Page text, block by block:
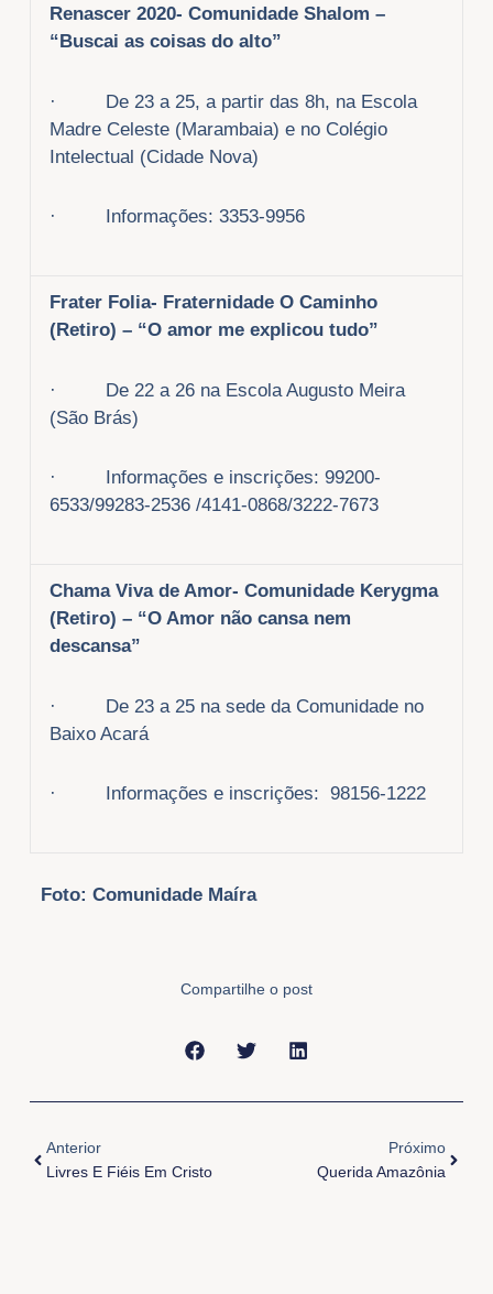
Renascer 2020- Comunidade Shalom –
“Buscai as coisas do alto”
· De 23 a 25, a partir das 8h, na Escola
Madre Celeste (Marambaia) e no Colégio
Intelectual (Cidade Nova)
· Informações: 3353-9956
Frater Folia- Fraternidade O Caminho
(Retiro) – “O amor me explicou tudo”
· De 22 a 26 na Escola Augusto Meira
(São Brás)
· Informações e inscrições: 99200-
6533/99283-2536 /4141-0868/3222-7673
Chama Viva de Amor- Comunidade Kerygma
(Retiro) – “O Amor não cansa nem
descansa”
· De 23 a 25 na sede da Comunidade no
Baixo Acará
· Informações e inscrições: 98156-1222
Foto: Comunidade Maíra
Compartilhe o post
Anterior
Livres E Fiéis Em Cristo
Próximo
Querida Amazônia